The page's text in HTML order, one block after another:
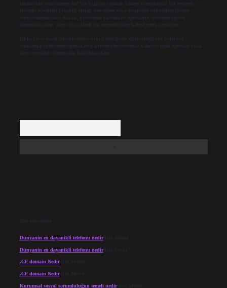
tarafından onaylanmış bir Yer Sağlayıcı olarak hizmet vermektedir. Bu nedenle,
sitedeki içerikleri proaktif olarak denetleme veya araştırma yükümlülüğümüz
bulunmamaktadır. Ancak, üyelerimiz yazdıkları içeriklerin sorumluluğunu
taşımakta olup, siteye üye olarak bu sorumluluğu kabul etmiş sayılırlar.
Hukuka ve yasal düzenlemelere aykırı olduğunu düşündüğünüz içerikleri,
backlinkpanelicomtr@gmail.comadresine bildirmeniz halinde, ilgili içerikler yasal
süre içerisinde sitemizden kaldırılacaktır.
Son yorumlar
Dünyanin en dayanikli telefonu nediriçin admin
Dünyanin en dayanikli telefonu nediriçin Cesur
.CF domain Nediriçin admin
.CF domain Nediriçin Merve
Kurumsal sosyal sorumluluğun temeli nediriçin admin